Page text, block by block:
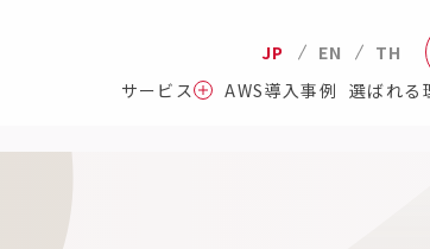
JP EN
TH
サービス
AWS導入事例 選ばれる